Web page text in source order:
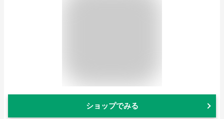
ショップでみる